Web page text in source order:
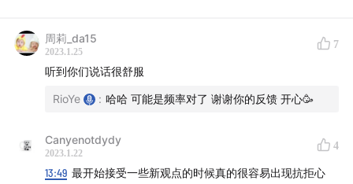
既有的问题就都不是问题了。
炑星迹开头
周莉_da15
2023.1.25
7
听到你们说话很舒服
RioYe : 哈哈 可能是频率对了 谢谢你的反馈 开心🥳
Canyenotdydy
2023.1.22
4
13:49 最开始接受一些新观点的时候真的很容易出现抗拒心